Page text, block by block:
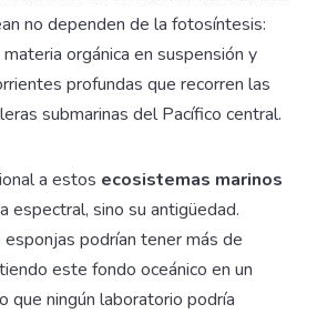
no dependen de la fotosíntesis:
orgánica en suspensión y
profundas que recorren las
submarinas del Pacífico central.
a estos ecosistemas marinos
espectral, sino su antigüedad.
podrían tener más de
este fondo oceánico en un
que ningún laboratorio podría